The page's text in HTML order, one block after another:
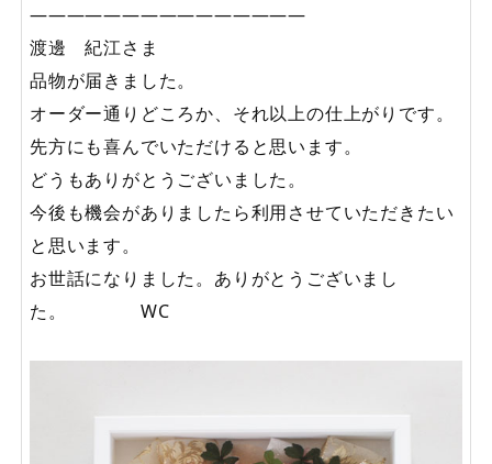
———————————————
渡邊 紀江さま
品物が届きました。
オーダー通りどころか、それ以上の仕上がりです。
先方にも喜んでいただけると思います。
どうもありがとうございました。
今後も機会がありましたら利用させていただきたい
と思います。
お世話になりました。ありがとうございまし
た。 WC